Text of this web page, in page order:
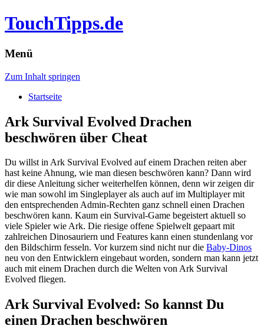
TouchTipps.de
Menü
Zum Inhalt springen
Startseite
Ark Survival Evolved Drachen
beschwören über Cheat
Du willst in Ark Survival Evolved auf einem Drachen reiten aber
hast keine Ahnung, wie man diesen beschwören kann? Dann wird
dir diese Anleitung sicher weiterhelfen können, denn wir zeigen dir
wie man sowohl im Singleplayer als auch auf im Multiplayer mit
den entsprechenden Admin-Rechten ganz schnell einen Drachen
beschwören kann. Kaum ein Survival-Game begeistert aktuell so
viele Spieler wie Ark. Die riesige offene Spielwelt gepaart mit
zahlreichen Dinosauriern und Features kann einen stundenlang vor
den Bildschirm fesseln. Vor kurzem sind nicht nur die Baby-Dinos
neu von den Entwicklern eingebaut worden, sondern man kann jetzt
auch mit einem Drachen durch die Welten von Ark Survival
Evolved fliegen.
Ark Survival Evolved: So kannst Du
einen Drachen beschwören